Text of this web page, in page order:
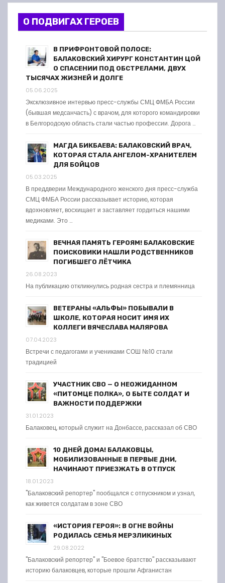
О ПОДВИГАХ ГЕРОЕВ
В ПРИФРОНТОВОЙ ПОЛОСЕ:
БАЛАКОВСКИЙ ХИРУРГ КОНСТАНТИН ЦОЙ
О СПАСЕНИИ ПОД ОБСТРЕЛАМИ, ДВУХ
ТЫСЯЧАХ ЖИЗНЕЙ И ДОЛГЕ
05.06.2025
Эксклюзивное интервью пресс-службы СМЦ ФМБА России
(бывшая медсанчасть) с врачом, для которого командировки
в Белгородскую область стали частью профессии. Дорога …
МАГДА БИКБАЕВА: БАЛАКОВСКИЙ ВРАЧ,
КОТОРАЯ СТАЛА АНГЕЛОМ-ХРАНИТЕЛЕМ
ДЛЯ БОЙЦОВ
05.03.2025
В преддверии Международного женского дня пресс-служба
СМЦ ФМБА России рассказывает историю, которая
вдохновляет, восхищает и заставляет гордиться нашими
медиками. Это …
ВЕЧНАЯ ПАМЯТЬ ГЕРОЯМ! БАЛАКОВСКИЕ
ПОИСКОВИКИ НАШЛИ РОДСТВЕННИКОВ
ПОГИБШЕГО ЛЁТЧИКА
26.08.2023
На публикацию откликнулись родная сестра и племянница
ВЕТЕРАНЫ «АЛЬФЫ» ПОБЫВАЛИ В
ШКОЛЕ, КОТОРАЯ НОСИТ ИМЯ ИХ
КОЛЛЕГИ ВЯЧЕСЛАВА МАЛЯРОВА
07.04.2023
Встречи с педагогами и учениками СОШ №10 стали
традицией
УЧАСТНИК СВО — О НЕОЖИДАННОМ
«ПИТОМЦЕ ПОЛКА», О БЫТЕ СОЛДАТ И
ВАЖНОСТИ ПОДДЕРЖКИ
31.01.2023
Балаковец, который служит на Донбассе, рассказал об СВО
10 ДНЕЙ ДОМА! БАЛАКОВЦЫ,
МОБИЛИЗОВАННЫЕ В ПЕРВЫЕ ДНИ,
НАЧИНАЮТ ПРИЕЗЖАТЬ В ОТПУСК
18.01.2023
"Балаковский репортер" пообщался с отпускником и узнал,
как живется солдатам в зоне СВО
«ИСТОРИЯ ГЕРОЯ»: В ОГНЕ ВОЙНЫ
РОДИЛАСЬ СЕМЬЯ МЕРЗЛИКИНЫХ
29.08.2022
"Балаковский репортер" и "Боевое братство" рассказывают
историю балаковцев, которые прошли Афганистан